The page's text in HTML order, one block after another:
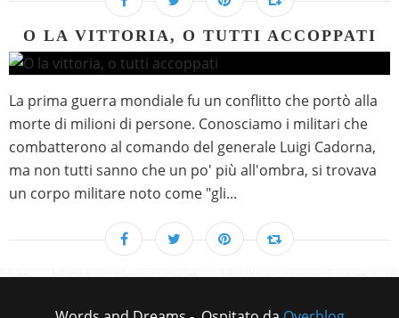
O LA VITTORIA, O TUTTI ACCOPPATI
La prima guerra mondiale fu un conflitto che portò alla
morte di milioni di persone. Conosciamo i militari che
combatterono al comando del generale Luigi Cadorna,
ma non tutti sanno che un po' più all'ombra, si trovava
un corpo militare noto come "gli...